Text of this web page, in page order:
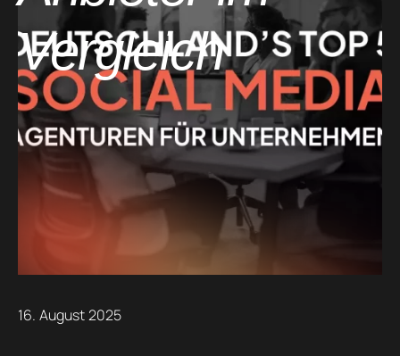
Vergleich
16. August 2025